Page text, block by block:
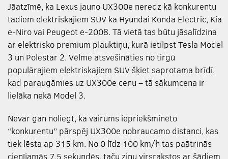
Jāatzīmē, ka Lexus jauno UX300e neredz kā konkurentu
tādiem elektriskajiem SUV kā Hyundai Konda Electric, Kia
e-Niro vai Peugeot e-2008. Tā vietā tas būtu jāsalīdzina
ar elektrisko premium plauktiņu, kurā ietilpst Tesla Model
3 un Polestar 2. Vēlme atsvešināties no tirgū
populārajiem elektriskajiem SUV šķiet saprotama brīdī,
kad paraugāmies uz UX300e cenu – tā sākumcena ir
lielāka nekā Model 3.
Nevar gan noliegt, ka vairums iepriekšminēto
“konkurentu” pārspēj UX300e nobraucamo distanci, kas
tiek lēsta ap 315 km. No 0 līdz 100 km/h tas paātrinās
cienījamās 7,5 sekundēs, taču ziņu virsrakstos ar šādiem